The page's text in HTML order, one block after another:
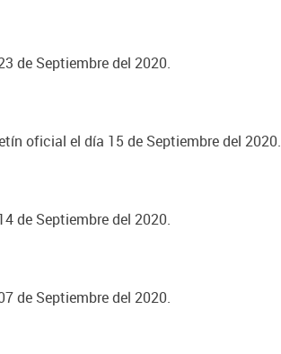
de Septiembre del 2020.
oficial el día 15 de Septiembre del 2020.
de Septiembre del 2020.
de Septiembre del 2020.